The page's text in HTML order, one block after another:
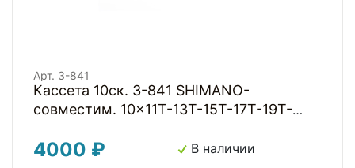
Арт. 3-841
Кассета 10ск. 3-841 SHIMANO-
совместим. 10x11T-13T-15T-17T-19T-
серебрист. C-10SC CLARKS
4000 ₽ В наличии